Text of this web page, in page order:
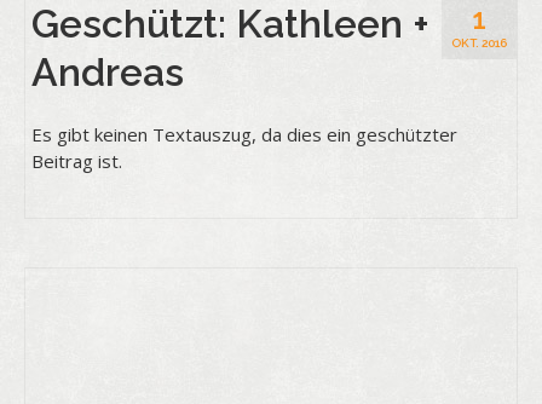
1
OKT. 2016
Geschützt: Kathleen +
Andreas
Es gibt keinen Textauszug, da dies ein geschützter
Beitrag ist.